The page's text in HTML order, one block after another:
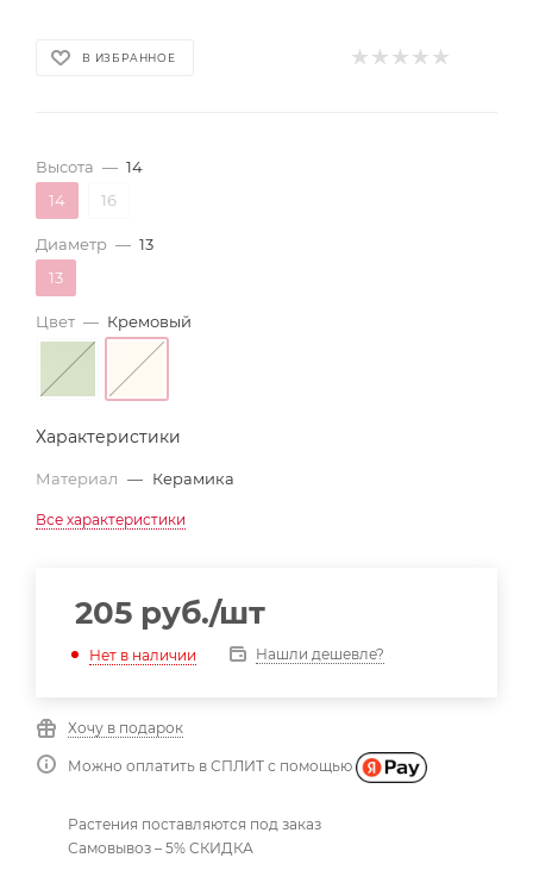
В ИЗБРАННОЕ
Высота — 14
14
16
Диаметр — 13
13
Цвет — Кремовый
Характеристики
Материал — Керамика
Все характеристики
205 руб./шт
Нет в наличии Нашли дешевле?
Хочу в подарок
Можно оплатить в СПЛИТ с помощью
Растения поставляются под заказ
Самовывоз – 5% СКИДКА